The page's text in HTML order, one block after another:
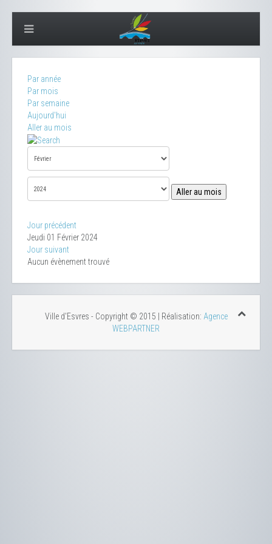
Par année
Par mois
Par semaine
Aujourd'hui
Aller au mois
Aller au mois
Jour précédent
Jeudi 01 Février 2024
Jour suivant
Aucun évènement trouvé
Ville d'Esvres - Copyright © 2015 | Réalisation: Agence
WEBPARTNER